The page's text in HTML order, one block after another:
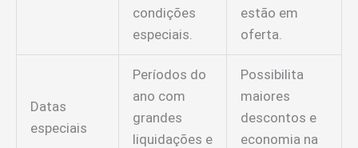
condições
especiais.
estão em
oferta.
Datas
especiais
Períodos do
ano com
grandes
liquidações e
Possibilita
maiores
descontos e
economia na